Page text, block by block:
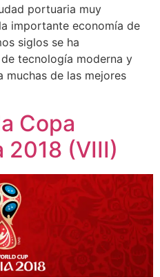
portuaria muy
importante economía de
siglos se ha
tecnología moderna y
muchas de las mejores
Copa
2018 (VIII)